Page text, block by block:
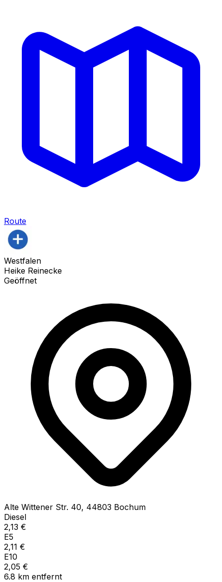
Route
Westfalen
Heike Reinecke
Geöffnet
Alte Wittener Str. 40, 44803 Bochum
Diesel
2,13 €
E5
2,11 €
E10
2,05 €
6.8 km entfernt